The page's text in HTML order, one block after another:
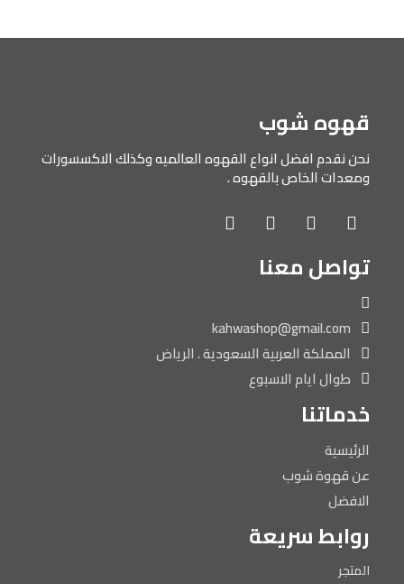
قهوه شوب
نحن نقدم افضل انواع القهوه العالميه وكذلك الاكسسورات
ومعدات الخاص بالقهوه .
تواصل معنا
kahwashop@gmail.com
المملكة العربية السعودية . الرياض
طوال ايام الاسبوع
خدماتنا
الرئيسية
عن قهوة شوب
الافضل
روابط سريعة
المتجر